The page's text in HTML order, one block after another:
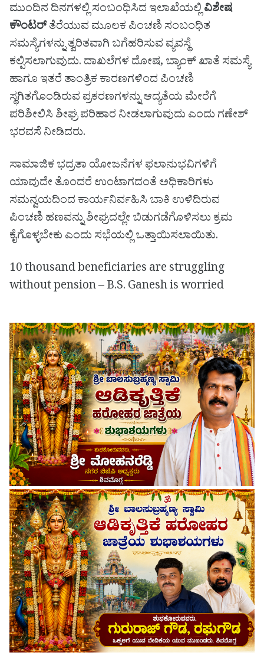
ಮುಂದಿನ ದಿನಗಳಲ್ಲಿ ಸಂಬಂಧಿಸಿದ ಇಲಾಖೆಯಲ್ಲಿವಿಶೇಷ
ಕೌಂಟರ್ತೆರೆಯುವ ಮೂಲಕ ಪಿಂಚಣಿ ಸಂಬಂಧಿತ
ಸಮಸ್ಯೆಗಳನ್ನು ತ್ವರಿತವಾಗಿ ಬಗೆಹರಿಸುವ ವ್ಯವಸ್ಥೆ
ಕಲ್ಪಿಸಲಾಗುವುದು. ದಾಖಲೆಗಳ ದೋಷ, ಬ್ಯಾಂಕ್ ಖಾತೆ ಸಮಸ್ಯೆ
ಹಾಗೂ ಇತರೆ ತಾಂತ್ರಿಕ ಕಾರಣಗಳಿಂದ ಪಿಂಚಣಿ
ಸ್ಥಗಿತಗೊಂಡಿರುವ ಪ್ರಕರಣಗಳನ್ನು ಆದ್ಯತೆಯ ಮೇರೆಗೆ
ಪರಿಶೀಲಿಸಿ ಶೀಘ್ರ ಪರಿಹಾರ ನೀಡಲಾಗುವುದು ಎಂದು ಗಣೇಶ್
ಭರವಸೆ ನೀಡಿದರು.
ಸಾಮಾಜಿಕ ಭದ್ರತಾ ಯೋಜನೆಗಳ ಫಲಾನುಭವಿಗಳಿಗೆ
ಯಾವುದೇ ತೊಂದರೆ ಉಂಟಾಗದಂತೆ ಅಧಿಕಾರಿಗಳು
ಸಮನ್ವಯದಿಂದ ಕಾರ್ಯನಿರ್ವಹಿಸಿ ಬಾಕಿ ಉಳಿದಿರುವ
ಪಿಂಚಣಿ ಹಣವನ್ನು ಶೀಘ್ರದಲ್ಲೇ ಬಿಡುಗಡೆಗೊಳಿಸಲು ಕ್ರಮ
ಕೈಗೊಳ್ಳಬೇಕು ಎಂದು ಸಭೆಯಲ್ಲಿ ಒತ್ತಾಯಿಸಲಾಯಿತು.
10 thousand beneficiaries are struggling
without pension – B.S. Ganesh is worried